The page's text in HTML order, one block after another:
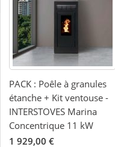
PACK : Poêle à granules
étanche + Kit ventouse -
INTERSTOVES Marina
Concentrique 11 kW
1 929,00 €